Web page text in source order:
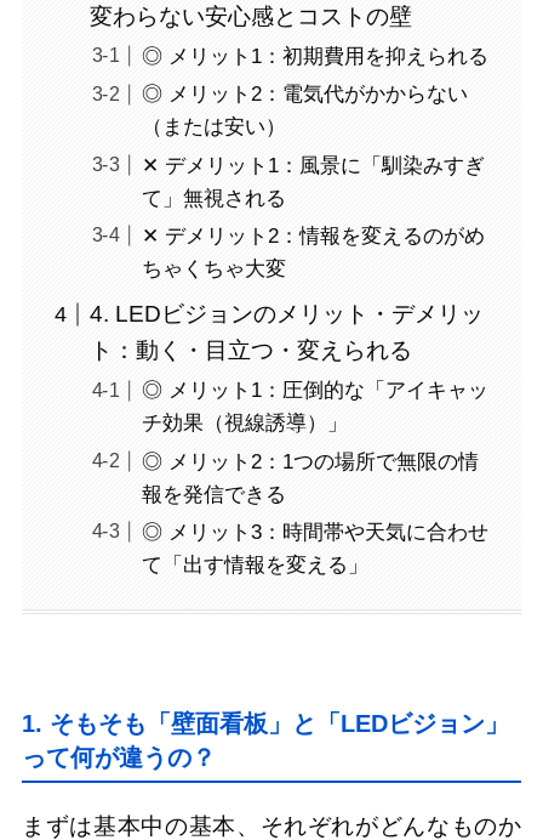
変わらない安心感とコストの壁
◎ メリット1：初期費用を抑えられる
◎ メリット2：電気代がかからない
（または安い）
✕ デメリット1：風景に「馴染みすぎ
て」無視される
✕ デメリット2：情報を変えるのがめ
ちゃくちゃ大変
4. LEDビジョンのメリット・デメリッ
ト：動く・目立つ・変えられる
◎ メリット1：圧倒的な「アイキャッ
チ効果（視線誘導）」
◎ メリット2：1つの場所で無限の情
報を発信できる
◎ メリット3：時間帯や天気に合わせ
て「出す情報を変える」
1. そもそも「壁面看板」と「LEDビジョン」
って何が違うの？
まずは基本中の基本、それぞれがどんなものか